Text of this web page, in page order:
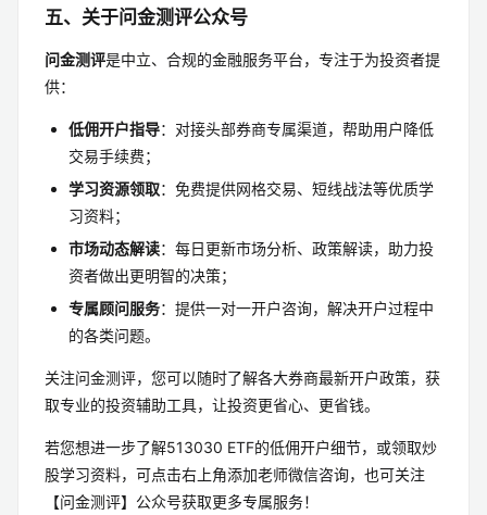
五、关于问金测评公众号
问金测评是中立、合规的金融服务平台，专注于为投资者提
供：
低佣开户指导：对接头部券商专属渠道，帮助用户降低
交易手续费；
学习资源领取：免费提供网格交易、短线战法等优质学
习资料；
市场动态解读：每日更新市场分析、政策解读，助力投
资者做出更明智的决策；
专属顾问服务：提供一对一开户咨询，解决开户过程中
的各类问题。
关注问金测评，您可以随时了解各大券商最新开户政策，获
取专业的投资辅助工具，让投资更省心、更省钱。
若您想进一步了解513030 ETF的低佣开户细节，或领取炒
股学习资料，可点击右上角添加老师微信咨询，也可关注
【问金测评】公众号获取更多专属服务！